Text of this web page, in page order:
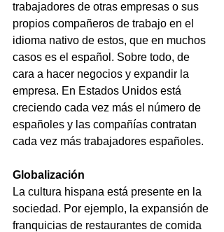
trabajadores de otras empresas o sus
propios compañeros de trabajo en el
idioma nativo de estos, que en muchos
casos es el español. Sobre todo, de
cara a hacer negocios y expandir la
empresa. En Estados Unidos está
creciendo cada vez más el número de
españoles y las compañías contratan
cada vez más trabajadores españoles.
Globalización
La cultura hispana está presente en la
sociedad. Por ejemplo, la expansión de
franquicias de restaurantes de comida